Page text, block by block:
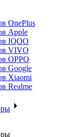
OnePlus
Apple
IQOO
VIVO
OPPO
Google
Xiaomi
Realme